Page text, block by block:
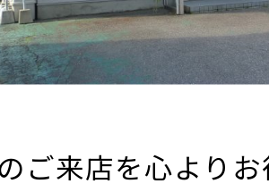
ご来店を心より